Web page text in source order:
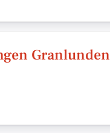
Granlunden